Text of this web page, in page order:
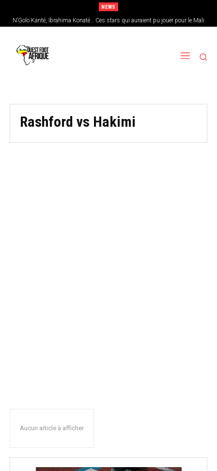
NEWS
N’Golo Kanté, Ibrahima Konaté… Ces stars qui auraient pu jouer pour le Mali
Rashford vs Hakimi
Aucun article à afficher